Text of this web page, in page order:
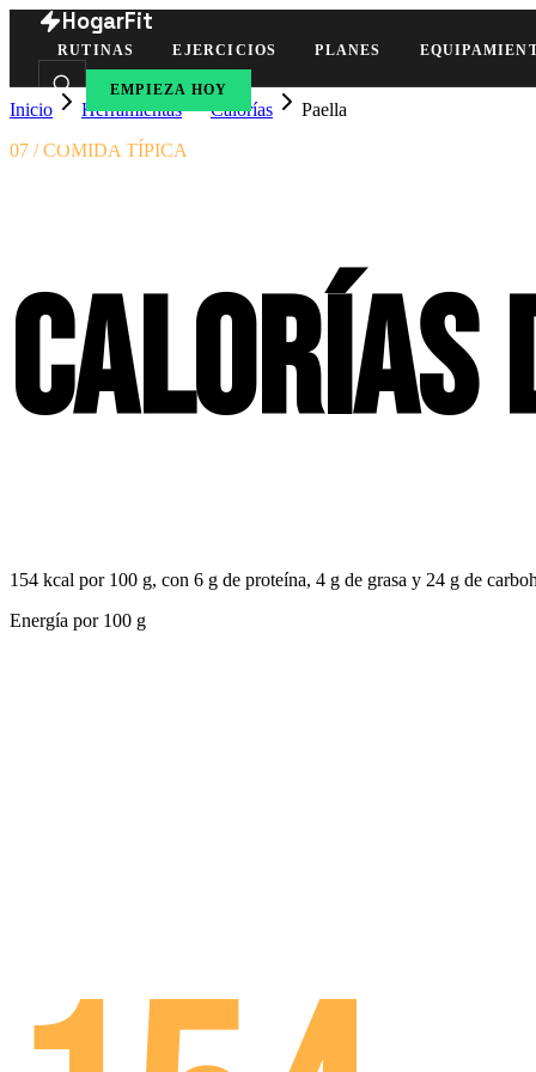
HogarFit
RUTINAS EJERCICIOS PLANES
EMPIEZA HOY
Inicio Herramientas Calorías
Paella
07 / COMIDA TÍPICA
Calorías
154 kcal por 100 g, con 6 g de proteína, 4 g de grasa y 24 g de
Energía por 100 g